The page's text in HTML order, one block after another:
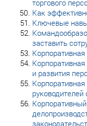
торгового
Как
Ключевые
заставить
и развития
руководителей